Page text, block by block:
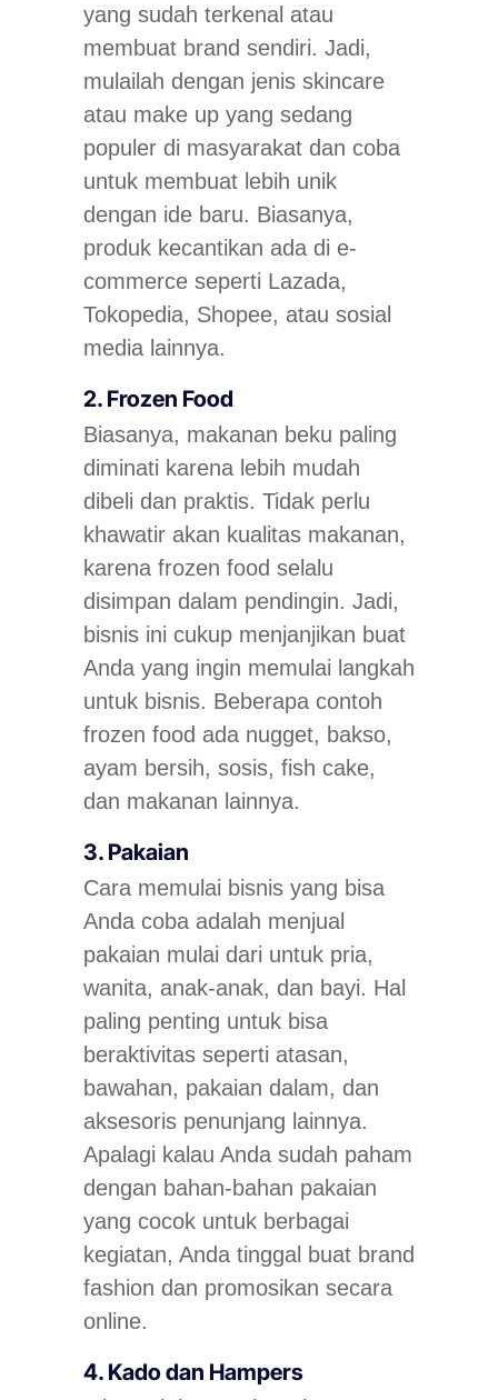
yang sudah terkenal atau
membuat brand sendiri. Jadi,
mulailah dengan jenis skincare
atau make up yang sedang
populer di masyarakat dan coba
untuk membuat lebih unik
dengan ide baru. Biasanya,
produk kecantikan ada di e-
commerce seperti Lazada,
Tokopedia, Shopee, atau sosial
media lainnya.
2. Frozen Food
Biasanya, makanan beku paling
diminati karena lebih mudah
dibeli dan praktis. Tidak perlu
khawatir akan kualitas makanan,
karena frozen food selalu
disimpan dalam pendingin. Jadi,
bisnis ini cukup menjanjikan buat
Anda yang ingin memulai langkah
untuk bisnis. Beberapa contoh
frozen food ada nugget, bakso,
ayam bersih, sosis, fish cake,
dan makanan lainnya.
3. Pakaian
Cara memulai bisnis yang bisa
Anda coba adalah menjual
pakaian mulai dari untuk pria,
wanita, anak-anak, dan bayi. Hal
paling penting untuk bisa
beraktivitas seperti atasan,
bawahan, pakaian dalam, dan
aksesoris penunjang lainnya.
Apalagi kalau Anda sudah paham
dengan bahan-bahan pakaian
yang cocok untuk berbagai
kegiatan, Anda tinggal buat brand
fashion dan promosikan secara
online.
4. Kado dan Hampers